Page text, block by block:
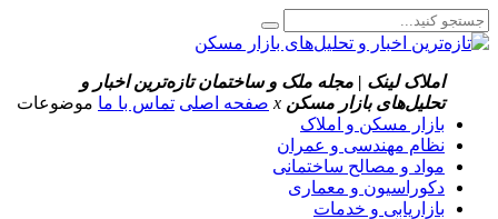
املاک لینک | مجله ملک و ساختمان تازه‌ترین اخبار و
تحلیل‌های بازار مسکن x صفحه اصلی تماس با ما موضوعات
بازار مسکن و املاک
نظام مهندسی و عمران
مواد و مصالح ساختمانی
دکوراسیون و معماری
بازاریابی و خدمات